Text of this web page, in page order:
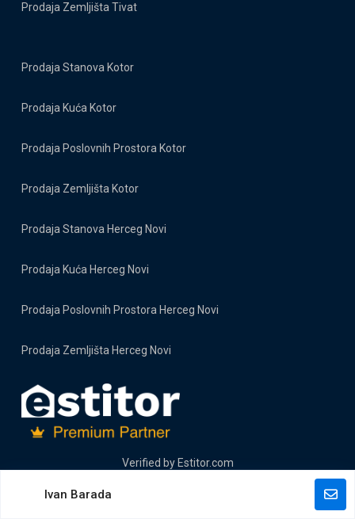
Prodaja Zemljišta Tivat
Prodaja Stanova Kotor
Prodaja Kuća Kotor
Prodaja Poslovnih Prostora Kotor
Prodaja Zemljišta Kotor
Prodaja Stanova Herceg Novi
Prodaja Kuća Herceg Novi
Prodaja Poslovnih Prostora Herceg Novi
Prodaja Zemljišta Herceg Novi
Verified by Estitor.com
Ivan Barada